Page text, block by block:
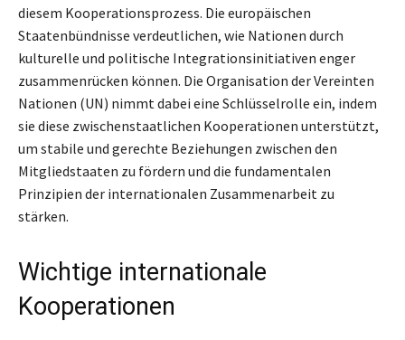
diesem Kooperationsprozess. Die europäischen
Staatenbündnisse verdeutlichen, wie Nationen durch
kulturelle und politische Integrationsinitiativen enger
zusammenrücken können. Die Organisation der Vereinten
Nationen (UN) nimmt dabei eine Schlüsselrolle ein, indem
sie diese zwischenstaatlichen Kooperationen unterstützt,
um stabile und gerechte Beziehungen zwischen den
Mitgliedstaaten zu fördern und die fundamentalen
Prinzipien der internationalen Zusammenarbeit zu
stärken.
Wichtige internationale
Kooperationen